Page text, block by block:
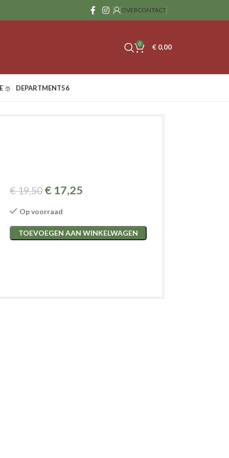
OVERCONTACT
0 € 0,00
DEPARTMENT56
€19,50 € 17,25
Op voorraad
TOEVOEGEN AAN WINKELWAGEN